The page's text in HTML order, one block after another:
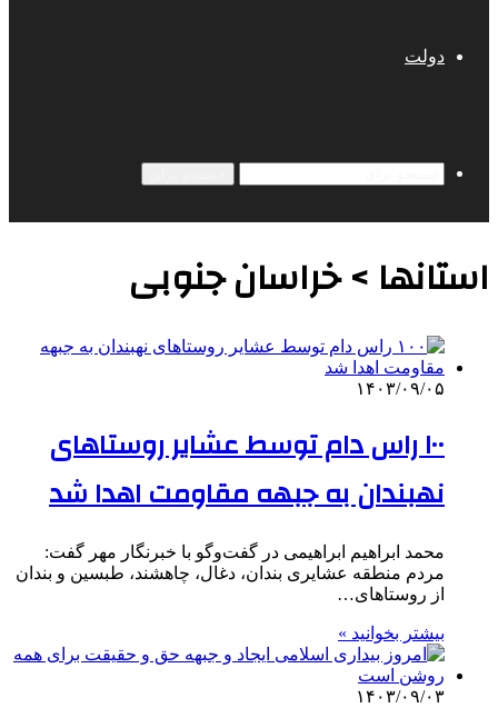
دولت
استانها > خراسان جنوبی
۱۴۰۳/۰۹/۰۵
۱۰۰ راس دام توسط عشایر روستاهای
نهبندان به جبهه مقاومت اهدا شد
محمد ابراهیم ابراهیمی در گفت‌وگو با خبرنگار مهر گفت:
مردم منطقه عشایری بندان، دغال، چاهشند، طبسین و بندان
از روستاهای…
بیشتر بخوانید »
۱۴۰۳/۰۹/۰۳